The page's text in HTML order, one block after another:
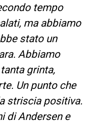
tempo
ma abbiamo
stato un
Abbiamo
grinta,
Un punto che
striscia positiva.
di Andersen e